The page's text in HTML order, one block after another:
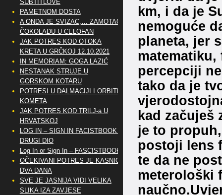
km, i da je
nemoguće
planeta, jer
percepciji
tako da je
kad začuješ
je to
postoji lens
te da ne
meterološki
SUBTITLOVE
PAMETNOM DOSTA
A ONDA JE SVIZAC,… ZAMOTAO
ČOKOLADU U CELOFAN
JAK POTRES KOD OTOKA
KRETA U GRČKOJ 12.10.2021
IN MEMORIAM: GOGA LAZIĆ
NESTANAK STRUJE U
GORSKOM KOTARU
POTRESI U DALMACIJI I ORBITE
KOMETA
JAK POTRES KOD TRILJ-a U
HRVATSKOJ
LOG IN – SIGN IN FACISTBOOK –
DRUGI DIO
Log In or Sign In – FASCISTBOOK
OČEKIVANI POTRES JE KASNIO
DVA DANA
SVE JE JASNIJA VIDI VELIKA
SLIKA IZA ZAVJESE